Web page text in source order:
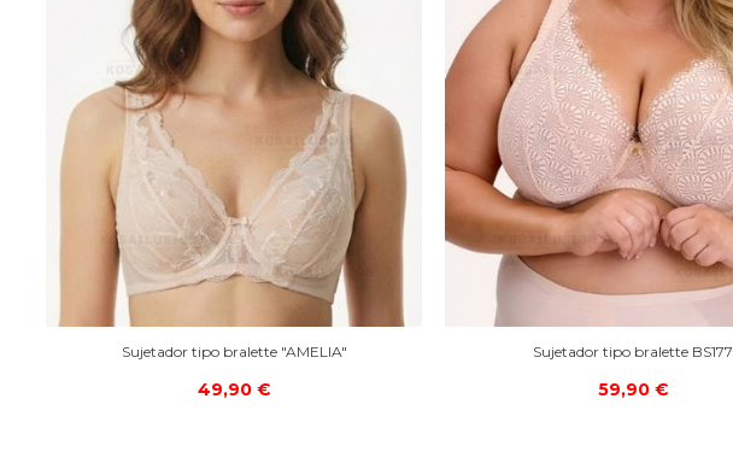
Sujetador tipo bralette "AMELIA"
49,90 €
Sujetador tipo bralette BS177
59,90 €